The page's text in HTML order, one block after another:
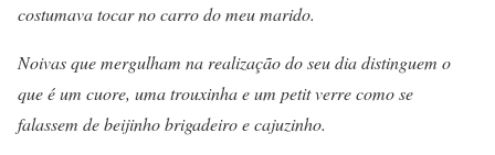
costumava tocar no carro do meu marido.
Noivas que mergulham na realização do seu dia distinguem o
que é um cuore, uma trouxinha e um petit verre como se
falassem de beijinho brigadeiro e cajuzinho.